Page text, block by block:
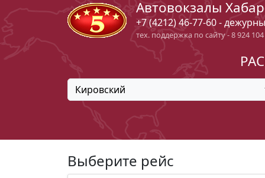
Автовокзалы
+7 (4212) 46-77-60 -
тех. поддержка по сайту - 8 924
Кировский
Выберите рейс